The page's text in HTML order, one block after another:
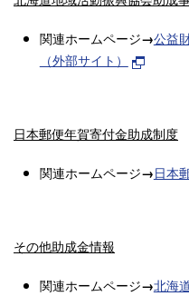
関連ホームページ→公益
（外部サイト）
日本郵便年賀寄付金助成制度
関連ホームページ→日本
その他助成金情報
関連ホームページ→北海